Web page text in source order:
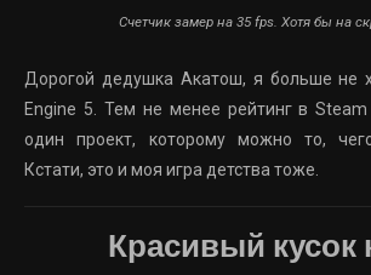
Счетчик замер на 35 fps. Хотя бы на
Дорогой дедушка Акатош, я больше не
Engine 5. Тем не менее рейтинг в
один проект, которому можно то,
Кстати, это и моя игра детства тоже.
Красивый кусок